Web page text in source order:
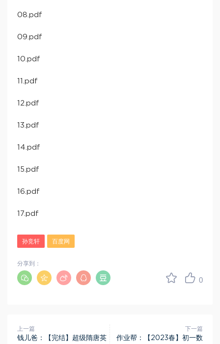
08.pdf
09.pdf
10.pdf
11.pdf
12.pdf
13.pdf
14.pdf
15.pdf
16.pdf
17.pdf
孙竞轩 百度网
0
分享到：
上一篇
钱儿爸：【完结】超级隋唐英
下一篇
作业帮：【2023春】初一数